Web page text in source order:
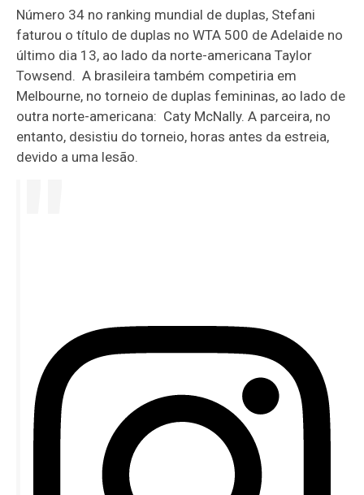
Número 34 no ranking mundial de duplas, Stefani
faturou o título de duplas no WTA 500 de Adelaide no
último dia 13, ao lado da norte-americana Taylor
Towsend. A brasileira também competiria em
Melbourne, no torneio de duplas femininas, ao lado de
outra norte-americana: Caty McNally. A parceira, no
entanto, desistiu do torneio, horas antes da estreia,
devido a uma lesão.